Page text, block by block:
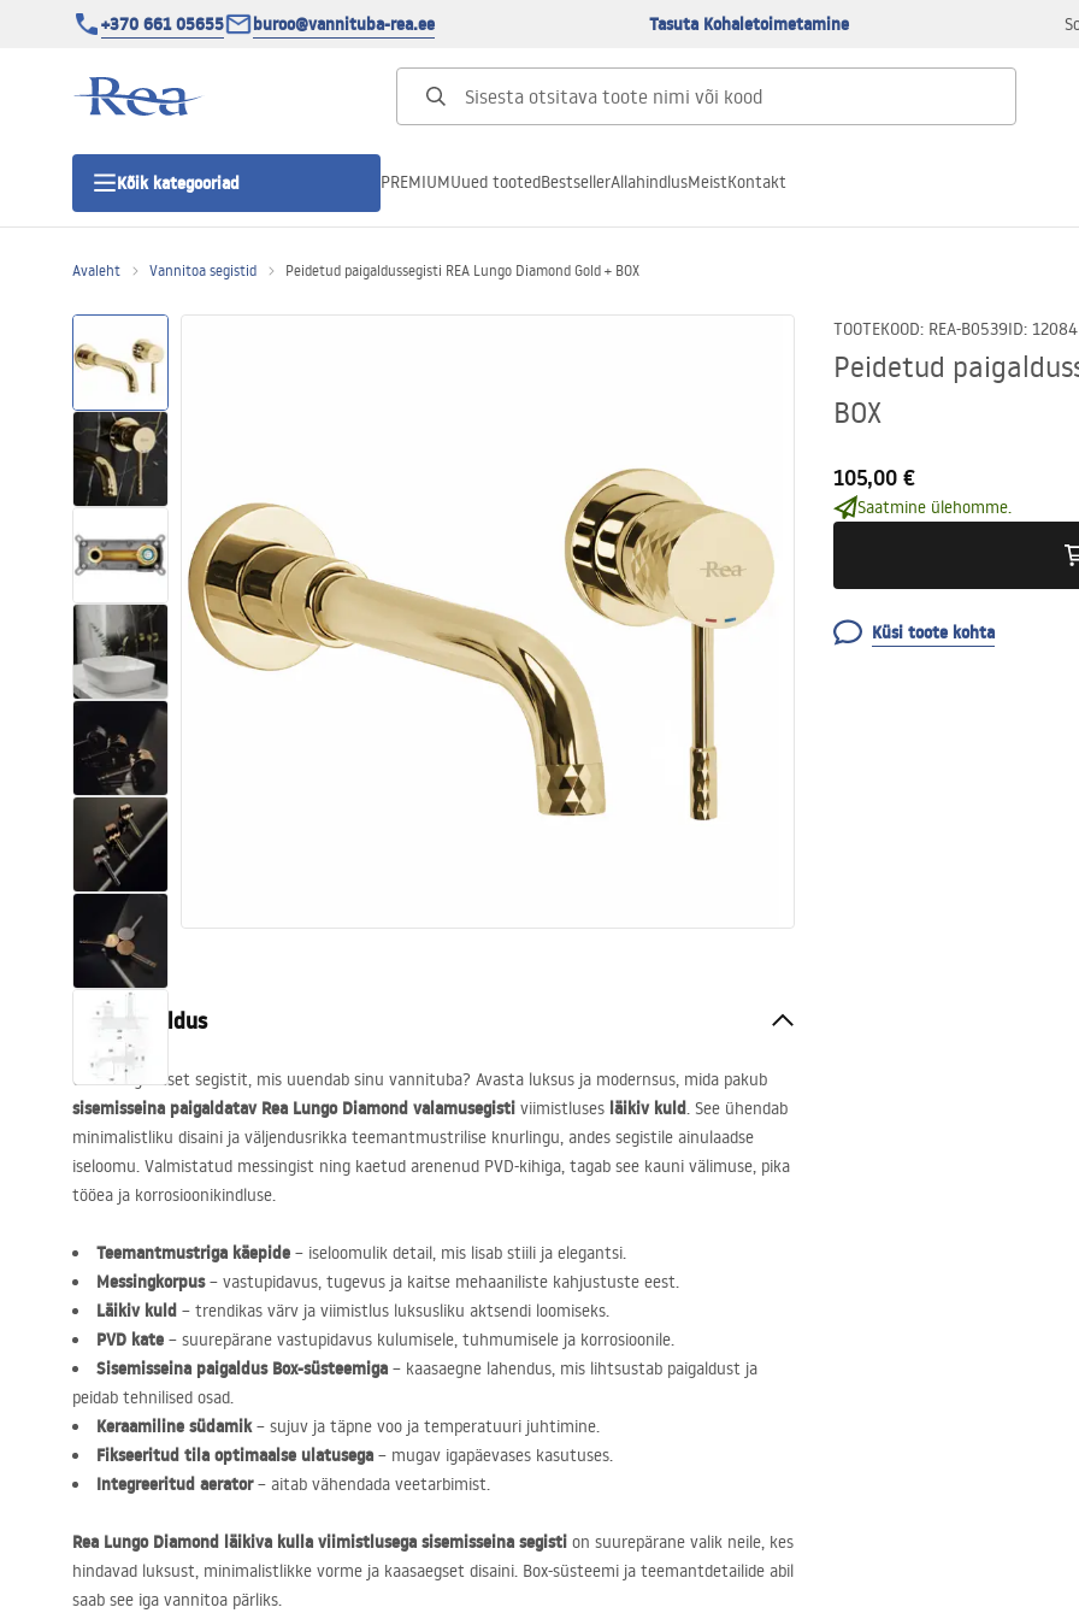
+370 661 05655 buroo@vannituba-rea.ee Tasuta Kohaletoimetamine
Kõik kategooriad
Duši uks
Vannitoa dušialused
Lineaarne duši äravool
Tualettruumid
Vajub ära
Vannid ja ekraanid
Vannitoa segistid
Vannitoas dušid
Köök
Vannitoa tarvikud
PREMIUMUued tootedBestsellerAllahindlusMeistKontakt
Avaleht Vannitoa segistid Peidetud paigaldussegisti REA Lungo Diamond Gold + BOX
TOOTEKOOD: REA-B0539ID: 12084
Peidetud
BOX
105,00 €
Saatmine ülehomme.
Küsi toote kohta
Tootekirjeldus
Otsid elegantset segistit, mis uuendab sinu vannituba? Avasta luksus ja modernsus, mida pakub
sisemisseina paigaldatav Rea Lungo Diamond valamusegisti viimistluses läikiv kuld. See ühendab
minimalistliku disaini ja väljendusrikka teemantmustrilise knurlingu, andes segistile ainulaadse
iseloomu. Valmistatud messingist ning kaetud arenenud PVD-kihiga, tagab see kauni välimuse, pika
tööea ja korrosioonikindluse.
Teemantmustriga käepide – iseloomulik detail, mis lisab stiili ja elegantsi.
Messingkorpus– vastupidavus, tugevus ja kaitse mehaaniliste kahjustuste eest.
Läikiv kuld – trendikas värv ja viimistlus luksusliku aktsendi loomiseks.
PVD kate – suurepärane vastupidavus kulumisele, tuhmumisele ja korrosioonile.
Sisemisseina paigaldus Box-süsteemiga – kaasaegne lahendus, mis lihtsustab paigaldust ja
peidab tehnilised osad.
Keraamiline südamik– sujuv ja täpne voo ja temperatuuri juhtimine.
Fikseeritud tila optimaalse ulatusega – mugav igapäevases kasutuses.
Integreeritud aerator– aitab vähendada veetarbimist.
Rea Lungo Diamond läikiva kulla viimistlusega sisemisseina segisti on suurepärane valik neile, kes
hindavad luksust, minimalistlikke vorme ja kaasaegset disaini. Box-süsteemi ja teemantdetailide abil
saab see iga vannitoa pärliks.